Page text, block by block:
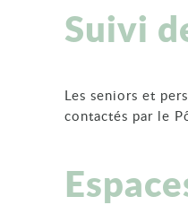
Suivi
Les seniors et
contactés par le